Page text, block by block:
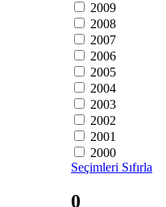
2009
2008
2007
2006
2005
2004
2003
2002
2001
2000
Seçimleri Sıfırla
0